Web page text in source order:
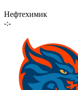
Нефтехимик
-:-